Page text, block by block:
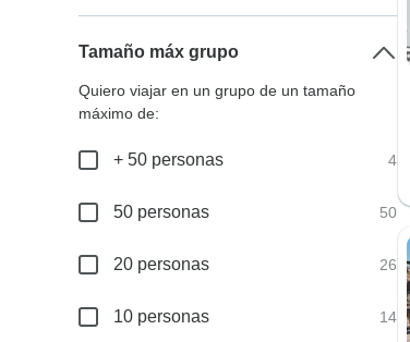
Tamaño máx grupo
Quiero viajar en un grupo de un tamaño
máximo de:
+ 50 personas 4
50 personas 50
20 personas 26
10 personas 14